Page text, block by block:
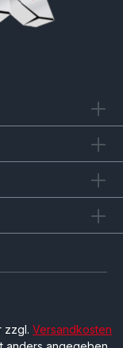
zzgl. Versandkosten